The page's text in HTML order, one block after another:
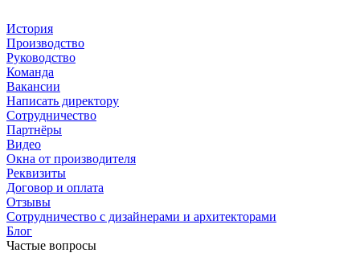
История
Производство
Руководство
Команда
Вакансии
Написать директору
Сотрудничество
Партнёры
Видео
Окна от производителя
Реквизиты
Договор и оплата
Отзывы
Сотрудничество с дизайнерами и архитекторами
Блог
Частые вопросы